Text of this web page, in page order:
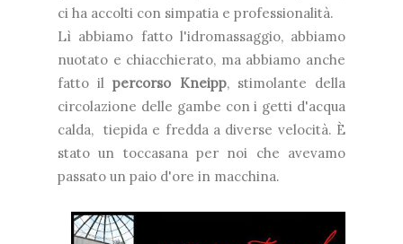
ci ha accolti con simpatia e professionalità.
Lì abbiamo fatto l'idromassaggio, abbiamo
nuotato e chiacchierato, ma abbiamo anche
fatto ilpercorso Kneipp, stimolante della
circolazione delle gambe con i getti d'acqua
calda, tiepida e fredda a diverse velocità. È
stato un toccasana per noi che avevamo
passato un paio d'ore in macchina.